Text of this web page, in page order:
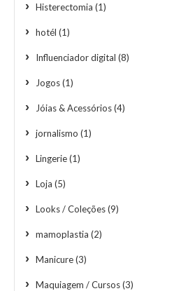
Histerectomia (1)
hotél (1)
Influenciador digital (8)
Jogos(1)
Jóias & Acessórios(4)
jornalismo (1)
Lingerie(1)
Loja (5)
Looks / Coleções(9)
mamoplastia (2)
Manicure(3)
Maquiagem / Cursos(3)